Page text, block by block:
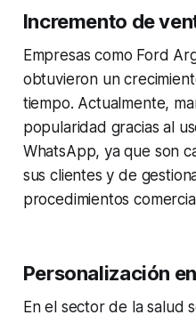
Incremento de
Empresas como Ford
obtuvieron un
tiempo. Actualmente,
popularidad gracias al
WhatsApp, ya que son
sus clientes y de
procedimientos
Personalización
En el sector de la salud